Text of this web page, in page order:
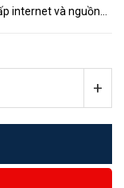
internet và nguồn
+